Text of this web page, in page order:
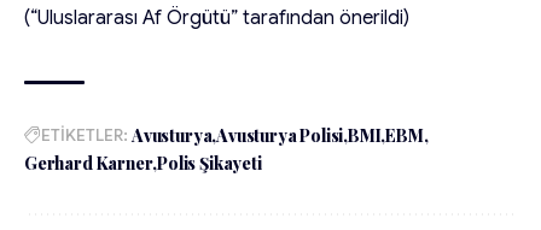
(“Uluslararası Af Örgütü” tarafından önerildi)
ETİKETLER: Avusturya Avusturya Polisi BMI EBM
Gerhard Karner Polis Şikayeti